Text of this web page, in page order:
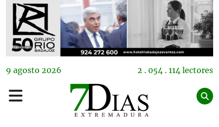
9 agosto 2026 2 . 054 . 114 lectores